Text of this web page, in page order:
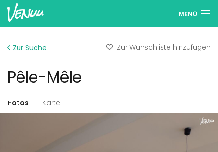
MENÜ
Zur Suche Zur Wunschliste hinzufügen
Pêle-Mêle
Fotos Karte